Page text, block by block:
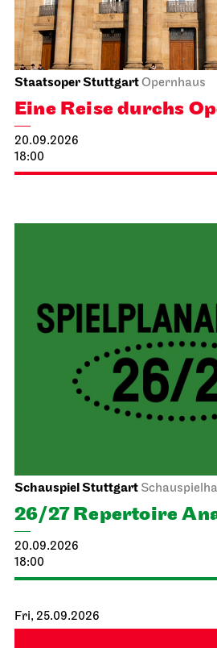
Staatsoper StuttgartOpernhaus
Eine Reise durchs
20.09.2026
18:00
Schauspiel Stuttgart
26/27 Repertoire
20.09.2026
18:00
Fri, 25.09.2026